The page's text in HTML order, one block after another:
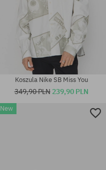
37.5; 38; 38.5; 39; 40; 40.5; 41;
Koszula Nike SB Miss You
349,90 PLN 239,90 PLN
New